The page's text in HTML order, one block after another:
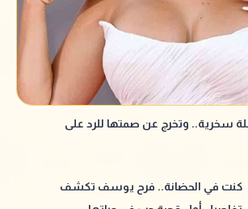
سخرية.. وتخرج عن صمتها للرد على
كنت في الحضانة.. فرح يوسف تكشف